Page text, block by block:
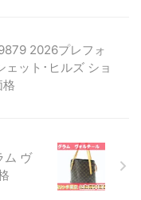
2026プレフォ
ェット･ヒルズ ショ
格
ム ヴ